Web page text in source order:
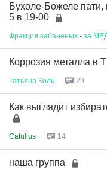
Бухоле-Божеле пати,
5 в 19-00
Фракция забаненых - за
Коррозия металла в
Татьяна Коль 29
Как выглядит
Catullus 14
наша группа